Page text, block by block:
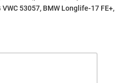
VWC 53057, BMW Longlife-17